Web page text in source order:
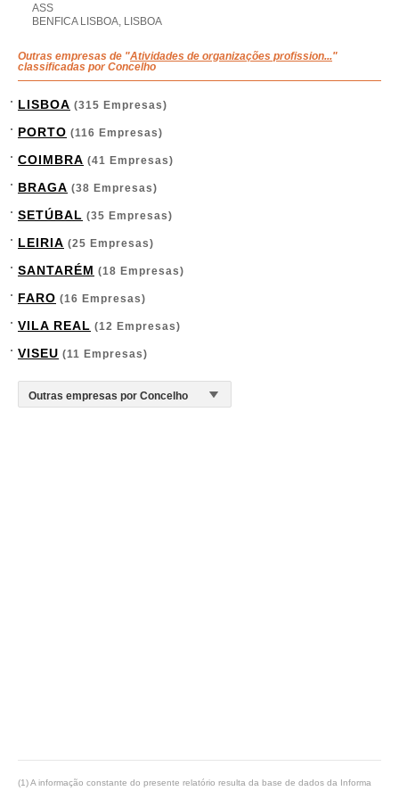
ASS
BENFICA LISBOA, LISBOA
Outras empresas de "Atividades de organizações profission..."
classificadas por Concelho
LISBOA (315 Empresas)
PORTO (116 Empresas)
COIMBRA (41 Empresas)
BRAGA (38 Empresas)
SETÚBAL (35 Empresas)
LEIRIA (25 Empresas)
SANTARÉM (18 Empresas)
FARO (16 Empresas)
VILA REAL (12 Empresas)
VISEU (11 Empresas)
(1) A informação constante do presente relatório resulta da base de dados da Informa